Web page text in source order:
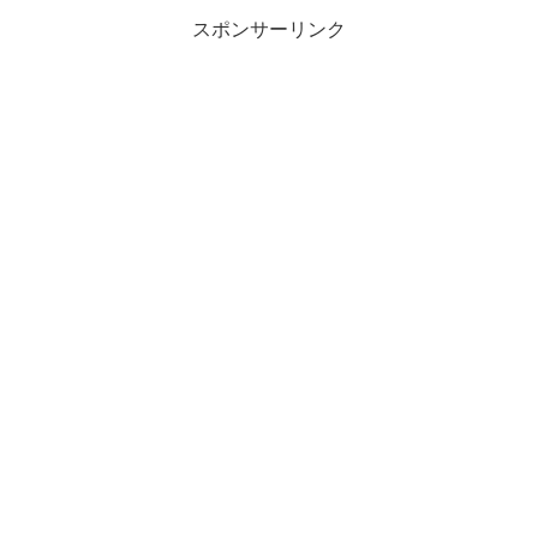
スポンサーリンク